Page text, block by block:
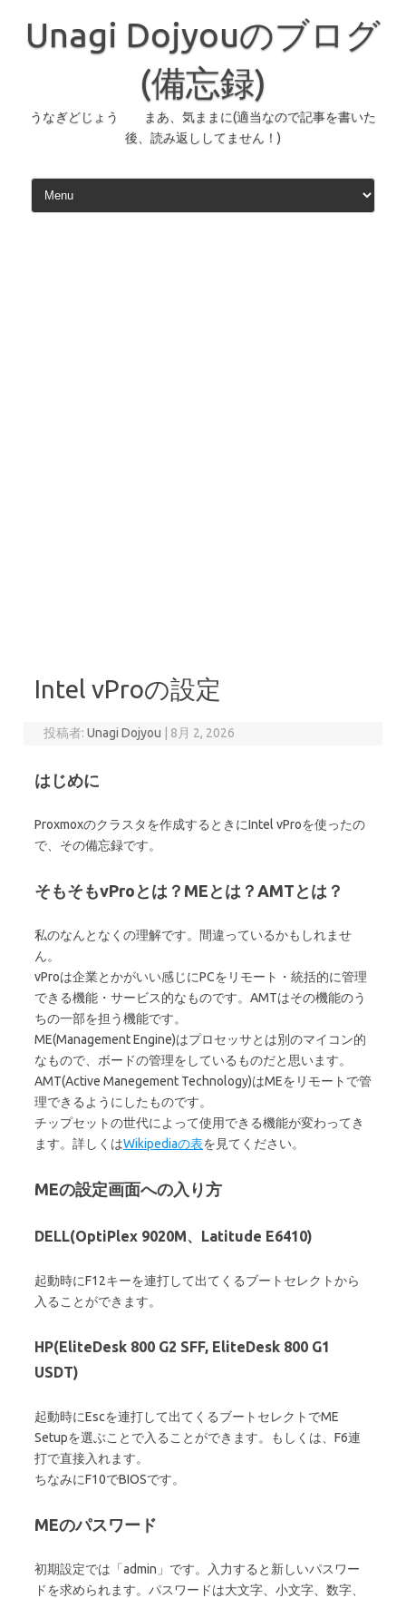
ン
プ
Unagi Dojyouのブログ
(備忘録)
うなぎどじょう まあ、気ままに(適当なので記事を書いた
後、読み返ししてません！)
Intel vProの設定
投稿者:Unagi Dojyou 8月 2, 2026
はじめに
Proxmoxのクラスタを作成するときにIntel vProを使ったの
で、その備忘録です。
そもそもvProとは？MEとは？AMTとは？
私のなんとなくの理解です。間違っているかもしれませ
ん。
vProは企業とかがいい感じにPCをリモート・統括的に管理
できる機能・サービス的なものです。AMTはその機能のう
ちの一部を担う機能です。
ME(Management Engine)はプロセッサとは別のマイコン的
なもので、ボードの管理をしているものだと思います。
AMT(Active Manegement Technology)はMEをリモートで管
理できるようにしたものです。
チップセットの世代によって使用できる機能が変わってき
ます。詳しくはWikipediaの表を見てください。
MEの設定画面への入り方
DELL(OptiPlex 9020M、Latitude E6410)
起動時にF12キーを連打して出てくるブートセレクトから
入ることができます。
HP(EliteDesk 800 G2 SFF, EliteDesk 800 G1
USDT)
起動時にEscを連打して出てくるブートセレクトでME
Setupを選ぶことで入ることができます。もしくは、F6連
打で直接入れます。
ちなみにF10でBIOSです。
MEのパスワード
初期設定では「admin」です。入力すると新しいパスワー
ドを求められます。パスワードは大文字、小文字、数字、